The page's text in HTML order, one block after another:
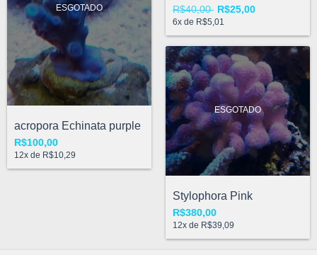
R$40,00 R$25,00
6x de R$5,01
ESGOTADO
acropora Echinata purple
R$100,00
12x de R$10,29
ESGOTADO
Stylophora Pink
R$380,00
12x de R$39,09